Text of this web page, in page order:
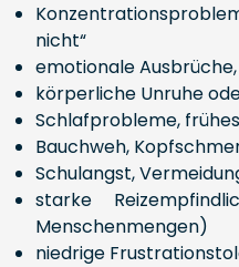
nicht“
emotionale
körperliche Unruhe
Schlafprobleme,
Bauchweh,
Schulangst,
starke
Menschenmengen)
niedrige